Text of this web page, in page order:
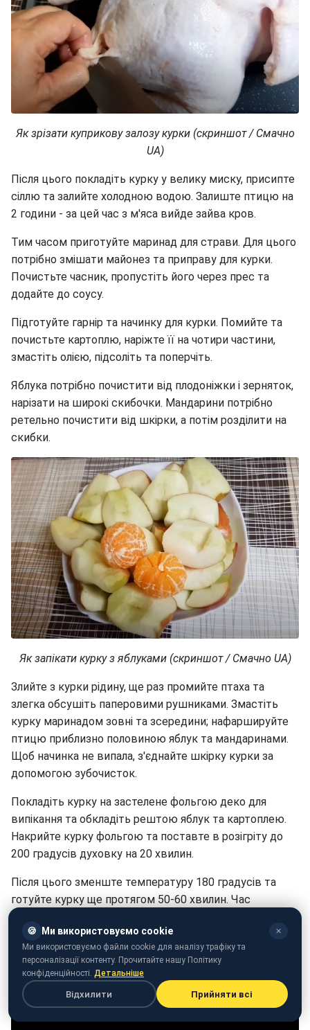
Як зрізати куприкову залозу курки (скриншот / Смачно
UA)
Після цього покладіть курку у велику миску, присипте
сіллю та залийте холодною водою. Залиште птицю на
2 години - за цей час з м'яса вийде зайва кров.
Тим часом приготуйте маринад для страви. Для цього
потрібно змішати майонез та приправу для курки.
Почистьте часник, пропустіть його через прес та
додайте до соусу.
Підготуйте гарнір та начинку для курки. Помийте та
почистьте картоплю, наріжте її на чотири частини,
змастіть олією, підсоліть та поперчіть.
Яблука потрібно почистити від плодоніжки і зерняток,
нарізати на широкі скибочки. Мандарини потрібно
ретельно почистити від шкірки, а потім розділити на
скибки.
Як запікати курку з яблуками (скриншот / Смачно UA)
Злийте з курки рідину, ще раз промийте птаха та
злегка обсушіть паперовими рушниками. Змастіть
курку маринадом зовні та зсередини; нафаршируйте
птицю приблизно половиною яблук та мандаринами.
Щоб начинка не випала, з'єднайте шкірку курки за
допомогою зубочисток.
Покладіть курку на застелене фольгою деко для
випікання та обкладіть рештою яблук та картоплею.
Накрийте курку фольгою та поставте в розігріту до
200 градусів духовку на 20 хвилин.
Після цього зменште температуру 180 градусів та
готуйте курку ще протягом 50-60 хвилин. Час
особливостей духовки, тому обов'язково перевірте
курку на готовність.
🍪 Ми використовуємо cookie ✕
Ми використовуємо файли cookie для аналізу трафіку та
персоналізації контенту. Прочитайте нашу Політику
конфіденційності. Детальніше
Відхилити Прийняти всі